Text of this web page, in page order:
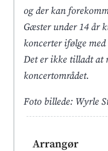
og der kan
Gæster under 14 år
koncerter ifølge med
Det er ikke tilladt at
koncertområdet.
Foto billede: Wyrle
Arrangør